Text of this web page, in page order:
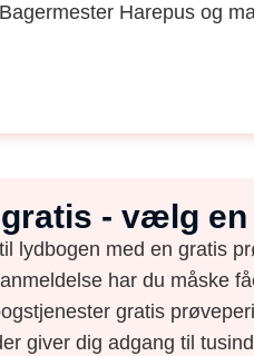
Bagermester Harepus og
- vælg
lydbogen med en gratis
har du måske
gratis
giver dig adgang til